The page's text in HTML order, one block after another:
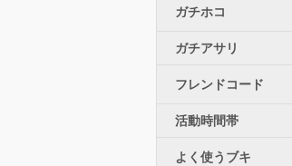
ガチホコ
ガチアサリ
フレンドコード
活動時間帯
よく使うブキ